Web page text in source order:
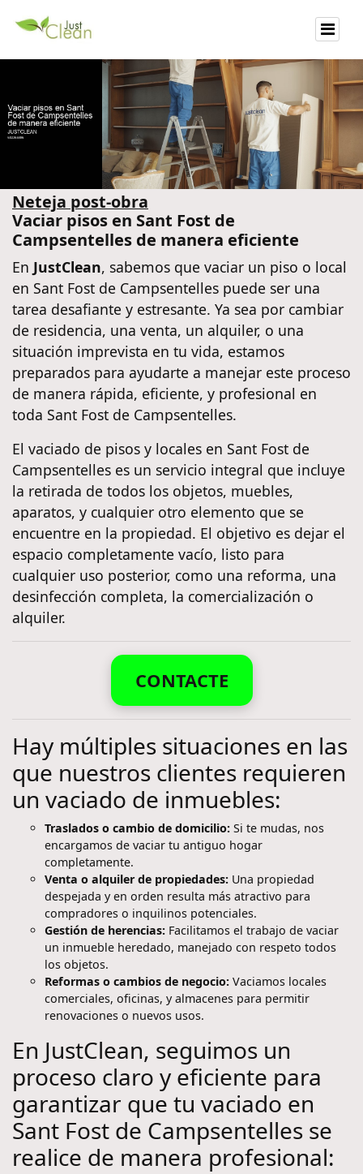
Neteja post-obra
Vaciar pisos en Sant Fost de
Campsentelles de manera eficiente
En JustClean, sabemos que vaciar un piso o local
en Sant Fost de Campsentelles puede ser una
tarea desafiante y estresante. Ya sea por cambiar
de residencia, una venta, un alquiler, o una
situación imprevista en tu vida, estamos
preparados para ayudarte a manejar este proceso
de manera rápida, eficiente, y profesional en
toda Sant Fost de Campsentelles.
El vaciado de pisos y locales en Sant Fost de
Campsentelles es un servicio integral que incluye
la retirada de todos los objetos, muebles,
aparatos, y cualquier otro elemento que se
encuentre en la propiedad. El objetivo es dejar el
espacio completamente vacío, listo para
cualquier uso posterior, como una reforma, una
desinfección completa, la comercialización o
alquiler.
CONTACTE
Hay múltiples situaciones en las
que nuestros clientes requieren
un vaciado de inmuebles:
Traslados o cambio de domicilio: Si te mudas, nos
encargamos de vaciar tu antiguo hogar
completamente.
Venta o alquiler de propiedades: Una propiedad
despejada y en orden resulta más atractivo para
compradores o inquilinos potenciales.
Gestión de herencias: Facilitamos el trabajo de vaciar
un inmueble heredado, manejado con respeto todos
los objetos.
Reformas o cambios de negocio: Vaciamos locales
comerciales, oficinas, y almacenes para permitir
renovaciones o nuevos usos.
En JustClean, seguimos un
proceso claro y eficiente para
garantizar que tu vaciado en
Sant Fost de Campsentelles se
realice de manera profesional: